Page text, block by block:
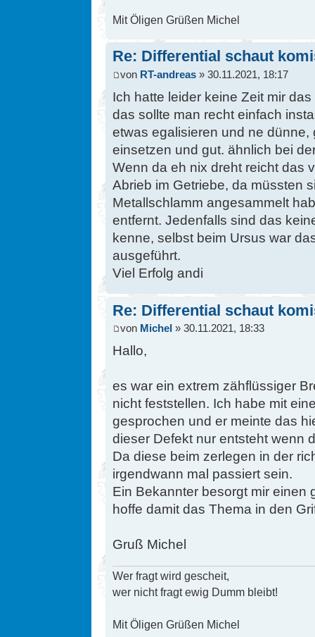
Mit Öligen Grüßen Michel
Re: Differential schaut
von RT-andreas » 30.11.2021, 18:17
Ich hatte leider keine Zeit mir
das sollte man recht einfach
etwas egalisieren und ne
einsetzen und gut. ähnlich bei
Wenn da eh nix dreht reicht das
Abrieb im Getriebe, da müssten
Metallschlamm angesammelt
entfernt. Jedenfalls sind das
kenne, selbst beim Ursus war
ausgeführt.
Viel Erfolg andi
Re: Differential schaut
von Michel » 30.11.2021, 18:33
Hallo,
es war ein extrem zähflüssiger
nicht feststellen. Ich habe mit
gesprochen und er meinte das
dieser Defekt nur entsteht wenn
Da diese beim zerlegen in der
irgendwann mal passiert sein.
Ein Bekannter besorgt mir einen
hoffe damit das Thema in den
Gruß Michel
Wer fragt wird gescheit,
wer nicht fragt ewig Dumm bleibt!
Mit Öligen Grüßen Michel